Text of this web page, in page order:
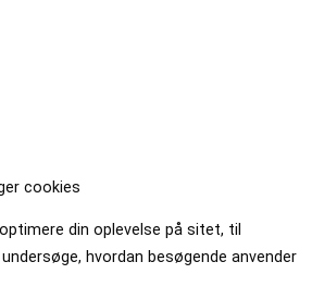
cookies
din oplevelse på sitet, til
hvordan besøgende anvender